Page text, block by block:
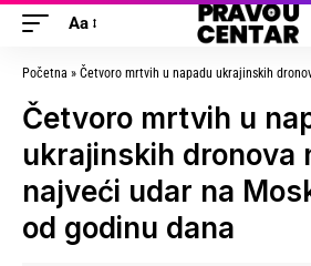
Aa
Početna » Četvoro mrtvih u napadu ukrajinskih dronova na Rusiju,
Četvoro mrtvih u
ukrajinskih dronova
najveći udar na
od godinu dana